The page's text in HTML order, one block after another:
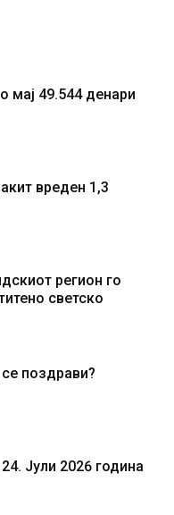
мај 49.544 денари
вреден 1,3
регион го
светско
поздрави?
Јули 2026 година